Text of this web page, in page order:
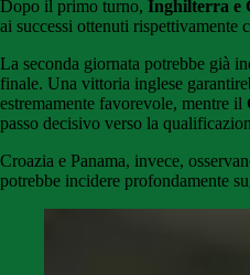
Dopo il primo turno, Inghilterra e
ai successi ottenuti rispettivamente
La seconda giornata potrebbe già
finale. Una vittoria inglese
estremamente favorevole, mentre il
passo decisivo verso la
Croazia e Panama, invece,
potrebbe incidere profondamente